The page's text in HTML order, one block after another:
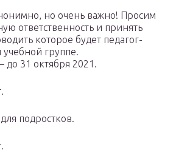
но очень важно! Просим
ответственность и принять
которое будет педагог-
учебной группе.
до 31 октября 2021.
подростков.